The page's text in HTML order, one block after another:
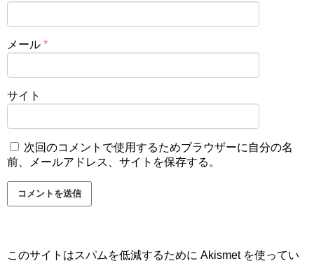
メール *
サイト
次回のコメントで使用するためブラウザーに自分の名
前、メールアドレス、サイトを保存する。
このサイトはスパムを低減するために Akismet を使ってい